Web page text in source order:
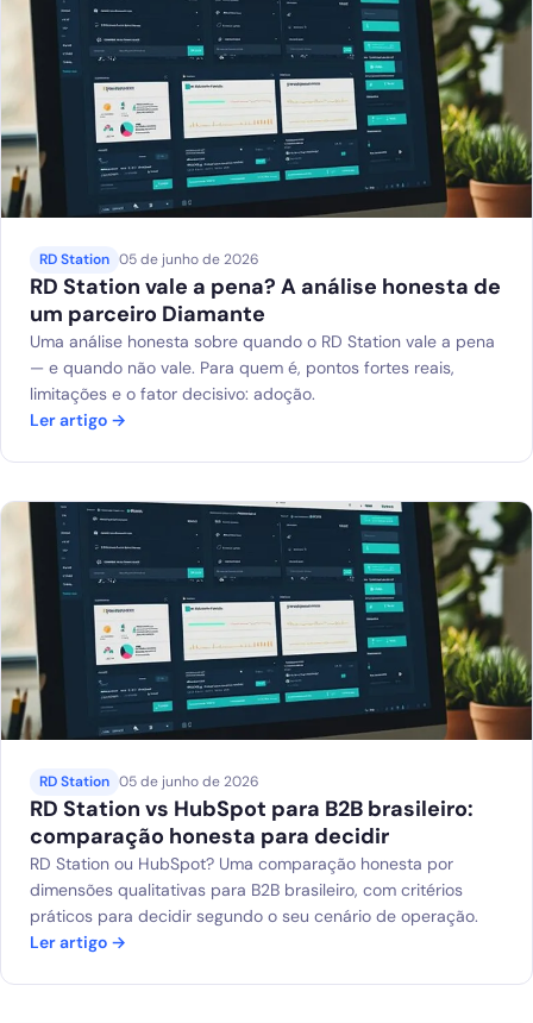
RD Station 05 de junho de 2026
RD Station vale a pena? A análise honesta de
um parceiro Diamante
Uma análise honesta sobre quando o RD Station vale a pena
— e quando não vale. Para quem é, pontos fortes reais,
limitações e o fator decisivo: adoção.
Ler artigo →
RD Station 05 de junho de 2026
RD Station vs HubSpot para B2B brasileiro:
comparação honesta para decidir
RD Station ou HubSpot? Uma comparação honesta por
dimensões qualitativas para B2B brasileiro, com critérios
práticos para decidir segundo o seu cenário de operação.
Ler artigo →